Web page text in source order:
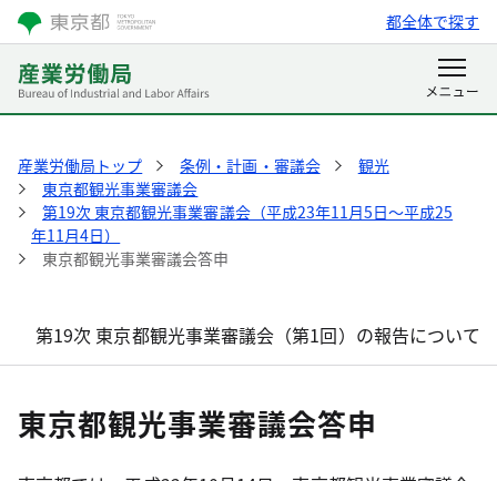
都全体で探す
産業労働局トップ 条例・計画・審議会
観光
東京都観光事業審議会
第19次 東京都観光事業審議会（平成23年11月5日～平成25
年11月4日）
東京都観光事業審議会答申
第19次 東京都観光事業審議会（第1回）の報告について
東京都観光事業審議会答申